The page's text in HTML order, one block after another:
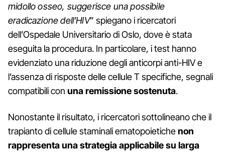
midollo osseo, suggerisce una possibile
eradicazione dell’HIV” spiegano i ricercatori
dell’Ospedale Universitario di Oslo, dove è stata
eseguita la procedura. In particolare, i test hanno
evidenziato una riduzione degli anticorpi anti-HIV e
l’assenza di risposte delle cellule T specifiche, segnali
compatibili con una remissione sostenuta.
Nonostante il risultato, i ricercatori sottolineano che il
trapianto di cellule staminali ematopoietichenon
rappresenta una strategia applicabile su larga